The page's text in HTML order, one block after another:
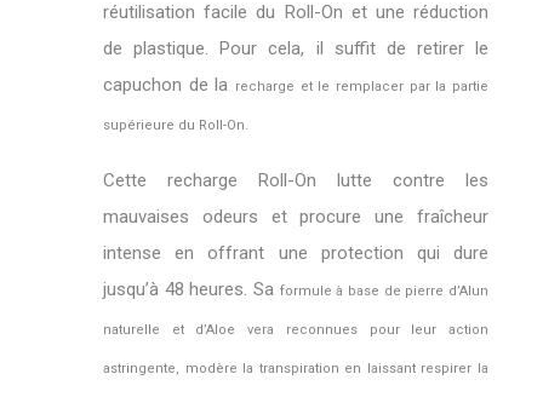
réutilisation facile du Roll-On et une réduction
de plastique. Pour cela, il suffit de retirer le
capuchon de la recharge et le remplacer par la partie
supérieure du Roll-On.
Cette recharge Roll-On lutte contre les
mauvaises odeurs et procure une fraîcheur
intense en offrant une protection qui dure
jusqu’à 48 heures. Sa formule à base de pierre d’Alun
naturelle et d’Aloe vera reconnues pour leur action
astringente, modère la transpiration en laissant respirer la